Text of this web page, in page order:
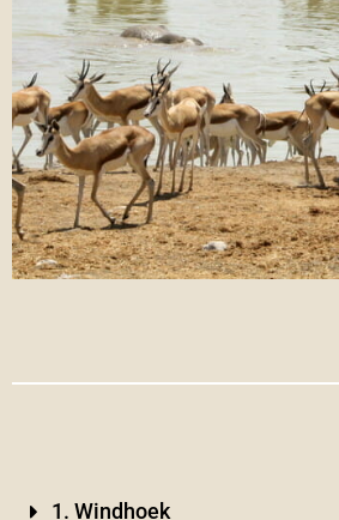
1. Windhoek